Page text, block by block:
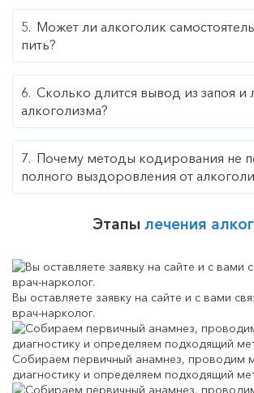
Может ли алкоголик
пить?
Сколько длится вывод из запоя и
алкоголизма?
Почему методы кодирования не
полного выздоровления от
Этапы лечения
Вы оставляете заявку на сайте и с вами
врач-нарколог.
Собираем первичный анамнез, проводим
диагностику и определяем подходящий